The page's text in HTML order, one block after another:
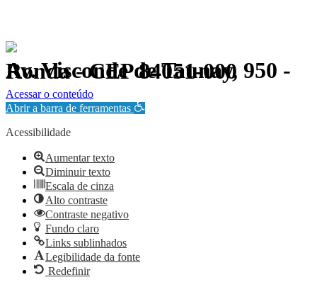
Av. Visconde de Taunay, 950 - Ronda - CEP 84051-000
Política de Privacidade.
Acessar o conteúdo
Abrir a barra de ferramentas
Acessibilidade
Aumentar texto
Diminuir texto
Escala de cinza
Alto contraste
Contraste negativo
Fundo claro
Links sublinhados
Legibilidade da fonte
Redefinir